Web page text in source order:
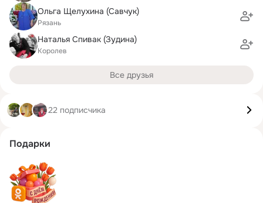
Ольга Щелухина (Савчук)
Рязань
Наталья Спивак (Зудина)
Королев
Все друзья
22 подписчика
Подарки